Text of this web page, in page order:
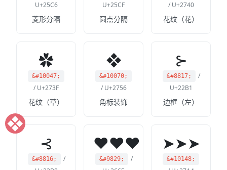
❖
U+25C6
菱形分隔
U+25CF
圆点分隔
/ U+2740
花纹（花）
✿
&#10047;
/ U+273F
花纹（草）
❖
&#10070;
/ U+2756
角标装饰
⊱
&#8817;
/
U+22B1
边框（左）
⊰
&#8816;
/
♥♥♥
&#9829;
/
➤➤➤
&#10148;